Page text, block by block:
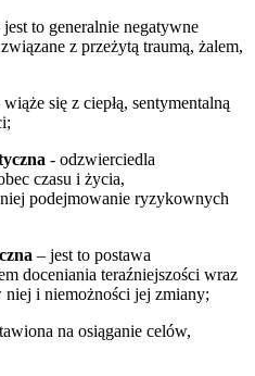
jest to generalnie negatywne
z przeżytą traumą, żalem,
wiąże się z ciepłą, sentymentalną
- odzwierciedla
czasu i życia,
podejmowanie ryzykownych
– jest to postawa
doceniania teraźniejszości wraz
i niemożności jej zmiany;
na osiąganie celów,